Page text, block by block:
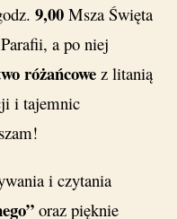
9,00Msza Święta
a po niej
różańcowe z litanią
i tajemnic
i czytania
” oraz pięknie